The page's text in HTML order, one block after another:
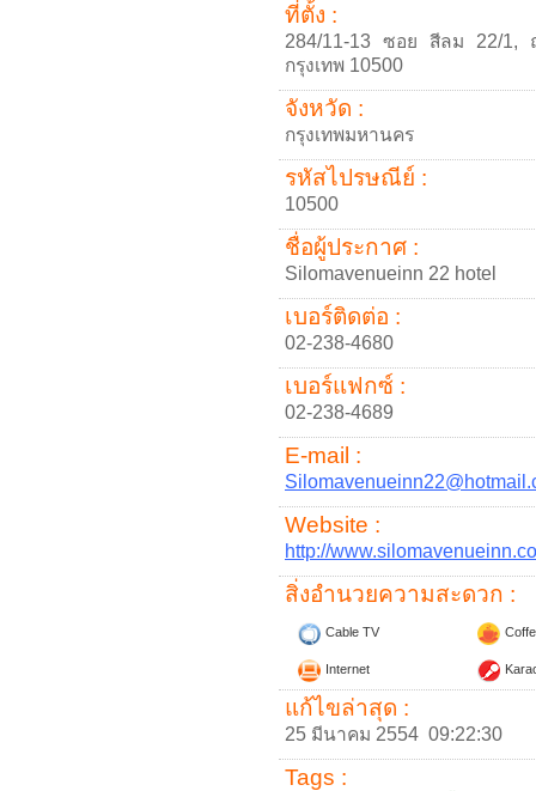
ที่ตั้ง :
284/11-13 ซอย สีลม 22/1,
กรุงเทพ 10500
จังหวัด :
กรุงเทพมหานคร
รหัสไปรษณีย์ :
10500
ชื่อผู้ประกาศ :
Silomavenueinn 22 hotel
เบอร์ติดต่อ :
02-238-4680
เบอร์แฟกซ์ :
02-238-4689
E-mail :
Website :
http://
สิ่งอำนวยความสะดวก :
Cable TV
Internet
แก้ไขล่าสุด :
25 มีนาคม 2554 09:22:30
Tags :